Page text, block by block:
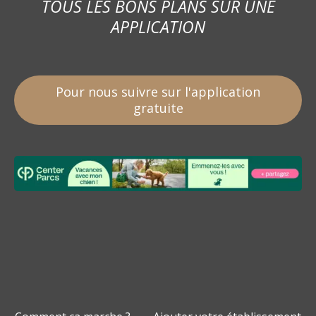
TOUS LES BONS PLANS SUR UNE
APPLICATION
Pour nous suivre sur l'application
gratuite